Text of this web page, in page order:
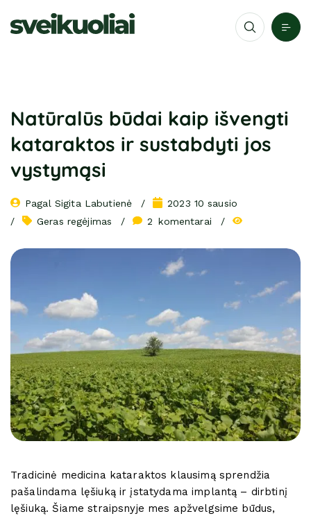
Natūralūs būdai kaip išvengti
kataraktos ir sustabdyti jos
vystymąsi
Pagal Sigita Labutienė
2023 10 sausio
Geras regėjimas
2 komentarai
Tradicinė medicina kataraktos klausimą sprendžia
pašalindama lęšiuką ir įstatydama implantą – dirbtinį
lęšiuką. Šiame straipsnyje mes apžvelgsime būdus,